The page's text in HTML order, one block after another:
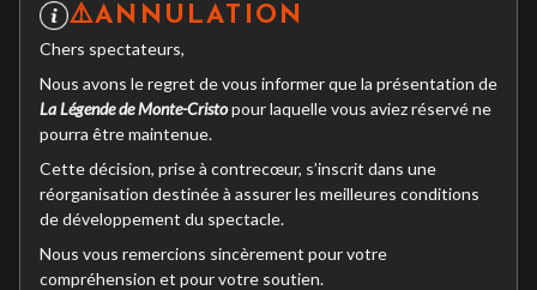
⚠️ANNULATION
Chers spectateurs,
Nous avons le regret de vous informer que la présentation de
La Légende de Monte-Cristopour laquelle vous aviez réservé ne
pourra être maintenue.
Cette décision, prise à contrecœur, s’inscrit dans une
réorganisation destinée à assurer les meilleures conditions
de développement du spectacle.
Nous vous remercions sincèrement pour votre
compréhension et pour votre soutien.